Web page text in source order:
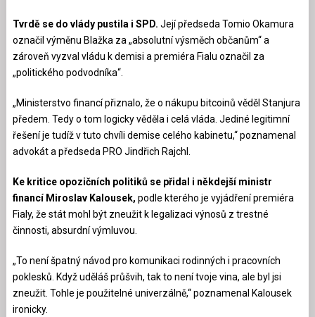
Tvrdě se do vlády pustila i SPD. Její předseda Tomio Okamura
označil výměnu Blažka za „absolutní výsměch občanům“ a
zároveň vyzval vládu k demisi a premiéra Fialu označil za
„politického podvodníka“.
„Ministerstvo financí přiznalo, že o nákupu bitcoinů věděl Stanjura
předem. Tedy o tom logicky věděla i celá vláda. Jediné legitimní
řešení je tudíž v tuto chvíli demise celého kabinetu,“ poznamenal
advokát a předseda PRO Jindřich Rajchl.
Ke kritice opozičních politiků se přidal i někdejší ministr
financí Miroslav Kalousek, podle kterého je vyjádření premiéra
Fialy, že stát mohl být zneužit k legalizaci výnosů z trestné
činnosti, absurdní výmluvou.
„To není špatný návod pro komunikaci rodinných i pracovních
poklesků. Když uděláš průšvih, tak to není tvoje vina, ale byl jsi
zneužit. Tohle je použitelné univerzálně,“ poznamenal Kalousek
ironicky.